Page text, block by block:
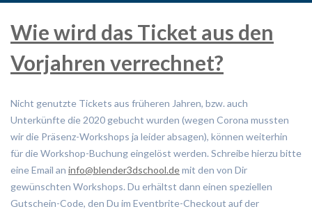
Wie wird das Ticket aus den
Vorjahren verrechnet?
Nicht genutzte Tickets aus früheren Jahren, bzw. auch
Unterkünfte die 2020 gebucht wurden (wegen Corona mussten
wir die Präsenz-Workshops ja leider absagen), können weiterhin
für die Workshop-Buchung eingelöst werden. Schreibe hierzu bitte
eine Email an info@blender3dschool.demit den von Dir
gewünschten Workshops. Du erhältst dann einen speziellen
Gutschein-Code, den Du im Eventbrite-Checkout auf der